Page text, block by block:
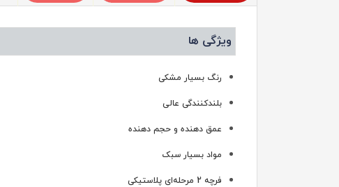
ویژگی ها
رنگ بسیار مشکی
بلندکنندگی عالی
عمق دهنده و حجم دهنده
مواد بسیار سبک
فرچه 2 مرحله‌ای پلاستیکی